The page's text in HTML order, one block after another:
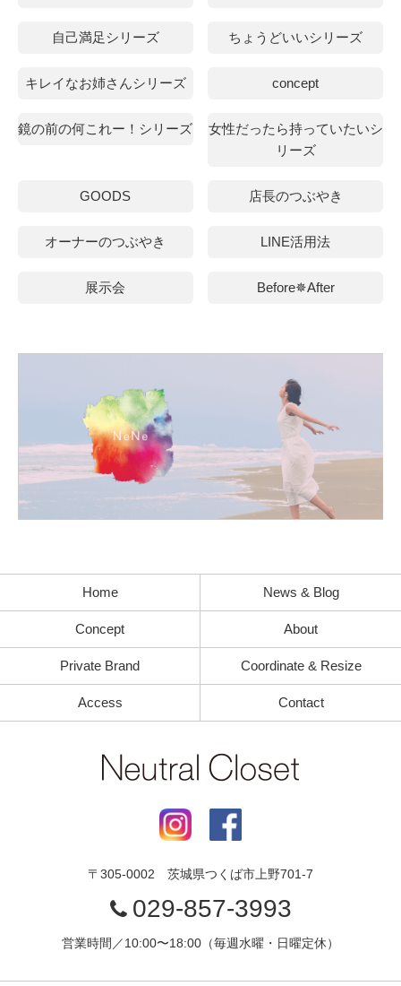
自己満足シリーズ ちょうどいいシリーズ
キレイなお姉さんシリーズ concept
鏡の前の何これー！シリーズ
女性だったら持っていたいシ
リーズ
GOODS 店長のつぶやき
オーナーのつぶやき LINE活用法
展示会 Before✵After
Home News & Blog
Concept About
Private Brand Coordinate & Resize
Access Contact
〒 305-0002 茨城県つくば市 上野701-7
029-857-3993
営業時間／10:00〜18:00（毎週水曜・日曜定休）